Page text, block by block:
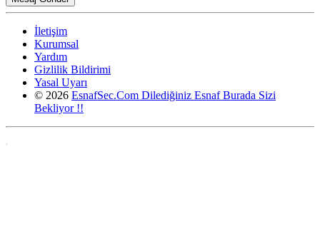
İletişim
Kurumsal
Yardım
Gizlilik Bildirimi
Yasal Uyarı
© 2026 EsnafSec.Com Dilediğiniz Esnaf Burada Sizi
Bekliyor !!